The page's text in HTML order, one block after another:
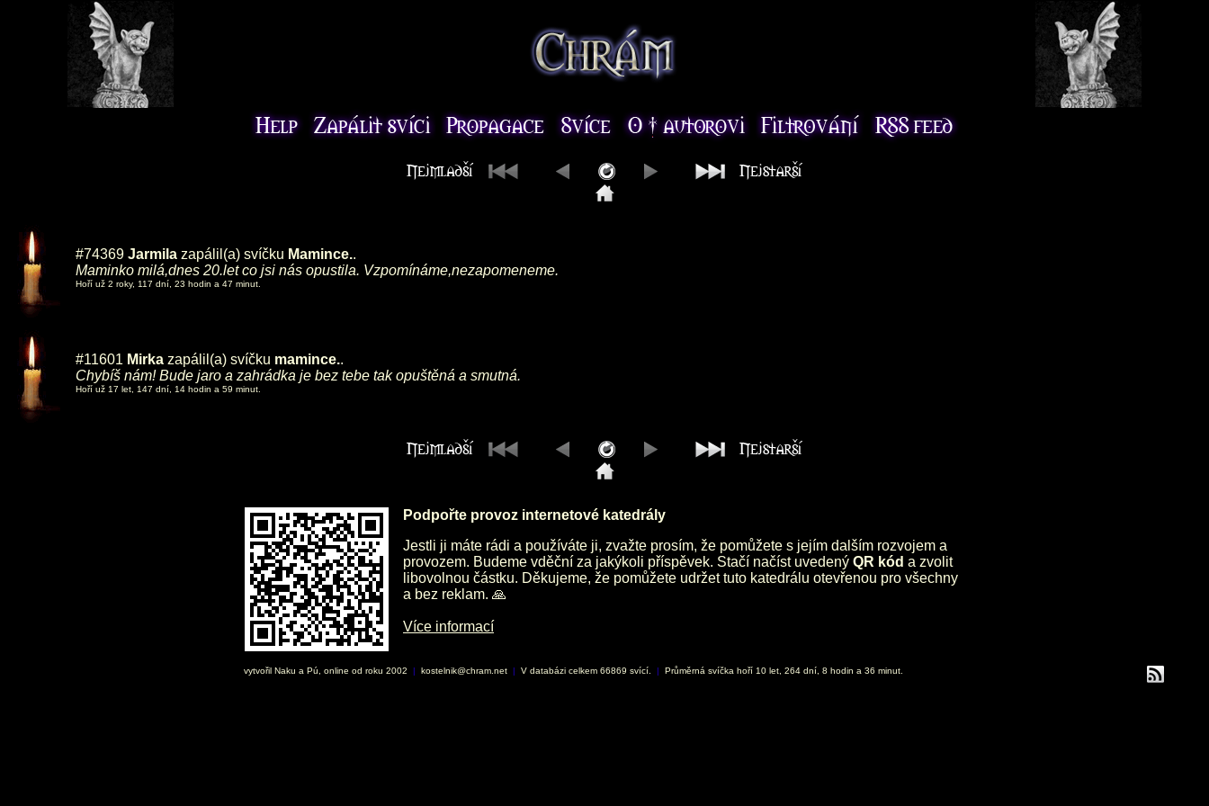
#74369 Jarmila zapálil(a) svíčku Mamince..
Maminko milá,dnes 20.let co jsi nás opustila. Vzpomínáme,nezapomeneme.
Hoří už 2 roky, 117 dní, 23 hodin a 47 minut.
#11601 Mirka zapálil(a) svíčku mamince..
Chybíš nám! Bude jaro a zahrádka je bez tebe tak opuštěná a smutná.
Hoří už 17 let, 147 dní, 14 hodin a 59 minut.
Podpořte provoz internetové katedrály
Jestli ji máte rádi a používáte ji, zvažte prosím, že pomůžete s jejím dalším rozvojem a
provozem. Budeme vděční za jakýkoli příspěvek. Stačí načíst uvedený QR kód a zvolit
libovolnou částku. Děkujeme, že pomůžete udržet tuto katedrálu otevřenou pro všechny
a bez reklam. 🙏
Více informací
vytvořil Naku a Pú, online od roku 2002 | kostelnik@chram.net | V databázi celkem 66869 svící. | Průměrná svíčka hoří 10 let, 264 dní, 8 hodin a 36 minut.